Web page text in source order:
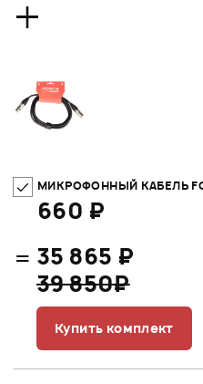
+
МИКРОФОННЫЙ КАБЕЛЬ
660 ₽
= 35 865 ₽
39 850₽
Купить комплект